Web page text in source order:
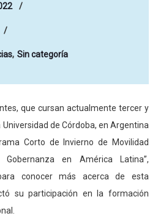
, Sin categoría
que cursan actualmente tercer y
de Córdoba, en Argentina
Corto de Invierno de Movilidad
Gobernanza en América Latina”,
conocer más acerca de esta
su participación en la formación